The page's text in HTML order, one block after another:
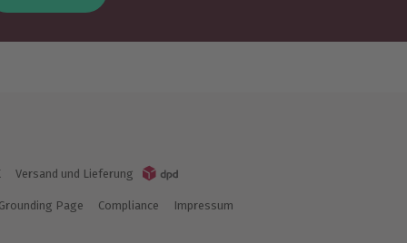
Versand und Lieferung
Grounding Page Compliance Impressum